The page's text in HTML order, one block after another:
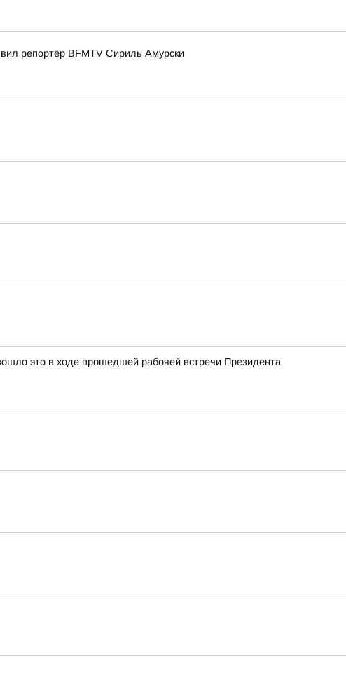
репортёр BFMTV Сириль Амурски
это в ходе прошедшей рабочей встречи Президента